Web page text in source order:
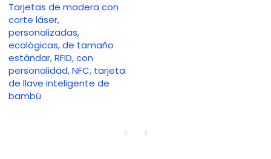
Tarjetas de madera con
corte láser,
personalizadas,
ecológicas, de tamaño
estándar, RFID, con
personalidad, NFC, tarjeta
de llave inteligente de
bambú